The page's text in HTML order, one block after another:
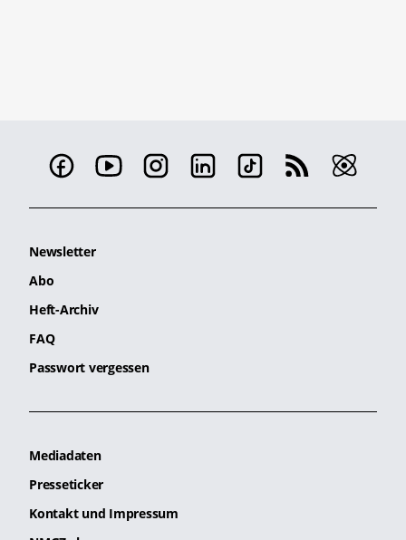
Newsletter
Abo
Heft-Archiv
FAQ
Passwort vergessen
Mediadaten
Presseticker
Kontakt und Impressum